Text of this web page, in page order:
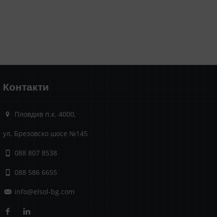
Контакти
Пловдив п.к. 4000,
ул. Брезовско шосе №145
088 807 8538
088 586 6655
info@elsol-bg.com